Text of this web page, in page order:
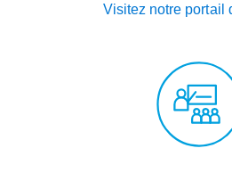
Visitez notre portail